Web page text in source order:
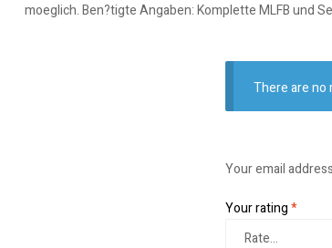
moeglich. Ben?tigte Angaben: Komplette MLFB und
There are no
Your email
Your rating*